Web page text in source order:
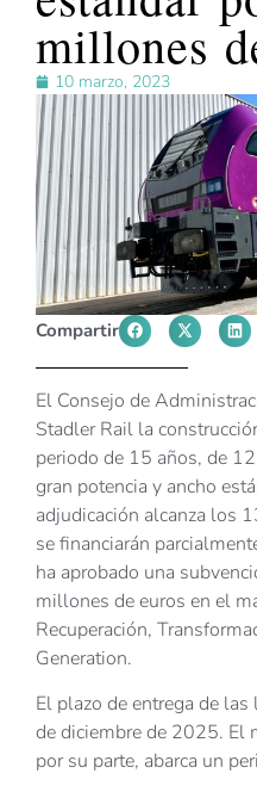
millones
10 marzo, 2023
Compartir
El Consejo de
Stadler Rail la
periodo de 15 años, de
gran potencia y ancho
adjudicación alcanza los
se financiarán
ha aprobado una
millones de euros en el
Recuperación,
Generation.
El plazo de entrega de
de diciembre de 2025. El
por su parte, abarca un